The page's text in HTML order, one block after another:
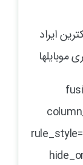
ایراد
موبایلها
[/